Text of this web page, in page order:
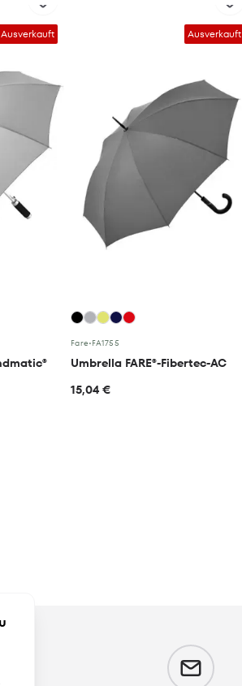
Ausverkauft Ausverkauft
Fare•FA1755
Umbrella FARE®-Fibertec-AC
15,04 €